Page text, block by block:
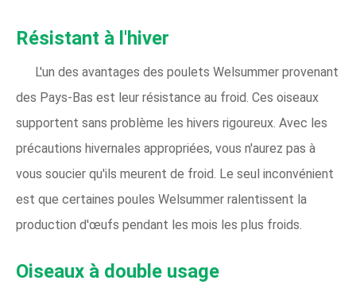
Résistant à l'hiver
L'un des avantages des poulets Welsummer provenant
des Pays-Bas est leur résistance au froid. Ces oiseaux
supportent sans problème les hivers rigoureux. Avec les
précautions hivernales appropriées, vous n'aurez pas à
vous soucier qu'ils meurent de froid. Le seul inconvénient
est que certaines poules Welsummer ralentissent la
production d'œufs pendant les mois les plus froids.
Oiseaux à double usage